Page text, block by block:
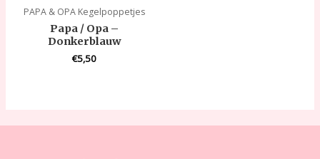
PAPA & OPA Kegelpoppetjes
Papa / Opa –
Donkerblauw
€5,50